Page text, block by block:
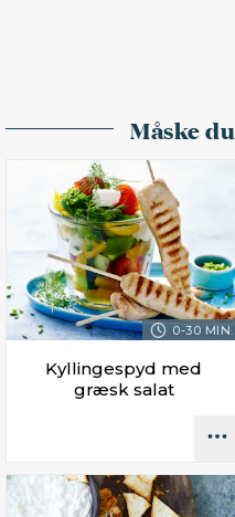
Måske
0-30 MIN.
Kyllingespyd med
græsk salat